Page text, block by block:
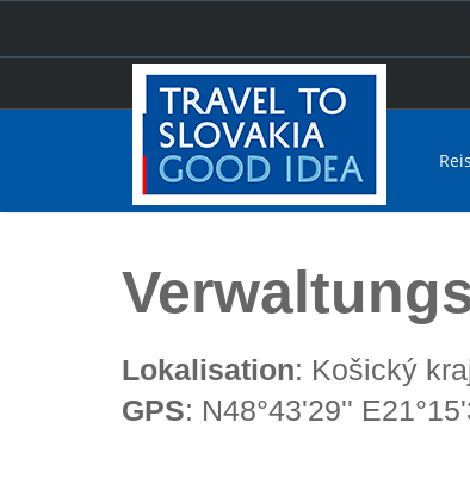
Hauptseite Verwaltungsgebiet Košice
Lokalisation: Košický
GPS: N48°43'29''